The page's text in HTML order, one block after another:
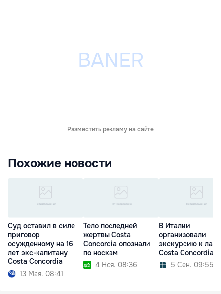
Разместить рекламу на сайте
Похожие новости
Суд оставил в силе
приговор
осужденному на 16
лет экс-капитану
Costa Concordia
13 Мая. 08:41
Тело последней
жертвы Costa
Concordia опознали
по носкам
4 Ноя. 08:36
В Италии
организовали
экскурсию к
Costa Concordia
5 Сен. 09:55